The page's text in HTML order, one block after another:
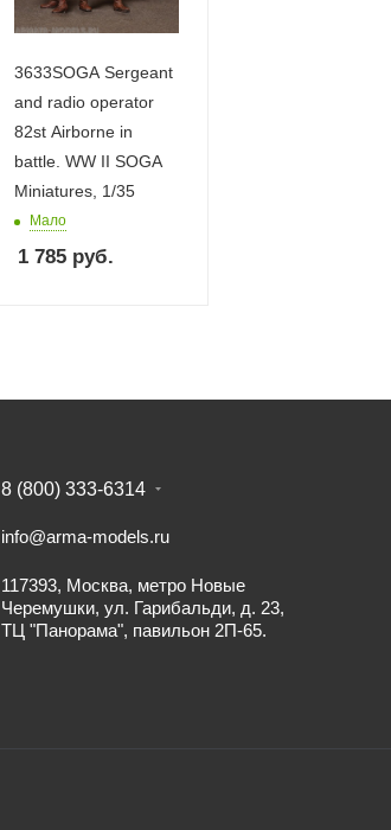
3633SOGA Sergeant
and radio operator
82st Airborne in
battle. WW II SOGA
Miniatures, 1/35
Мало
1 785 руб.
8 (800) 333-6314
info@arma-models.ru
117393, Москва, метро Новые
Черемушки, ул. Гарибальди, д. 23,
ТЦ "Панорама", павильон 2П-65.